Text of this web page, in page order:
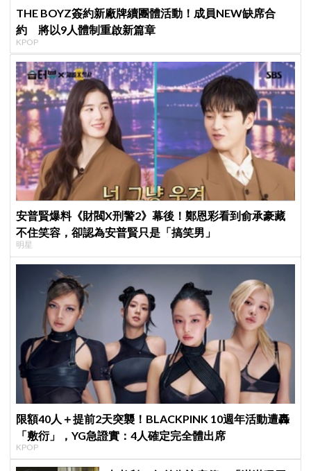
THE BOYZ簽約新廠牌續團體活動！成員NEW缺席合
約 將以9人體制重啟新篇章
KPOP
安普賢爆料《財閥X刑警2》幕後！鄭恩彩看到俞承豪藏
不住笑容，卻認為安普賢只是「搞笑男」
明星
限額40人＋提前2天突襲！BLACKPINK 10週年活動遭轟
「敷衍」，YG急證實：4人確定完全體出席
KPOP